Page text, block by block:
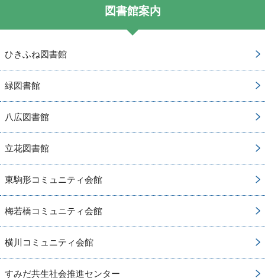
図書館案内
ひきふね図書館
緑図書館
八広図書館
立花図書館
東駒形コミュニティ会館
梅若橋コミュニティ会館
横川コミュニティ会館
すみだ共生社会推進センター